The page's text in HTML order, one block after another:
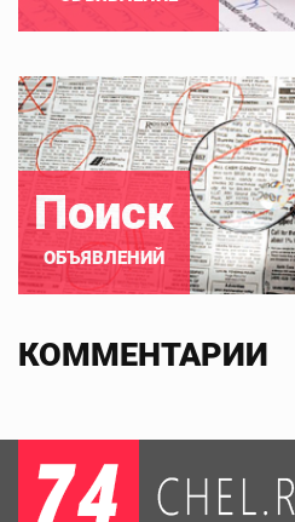
Поиск
ОБЪЯВЛЕНИЙ
КОММЕНТАРИИ